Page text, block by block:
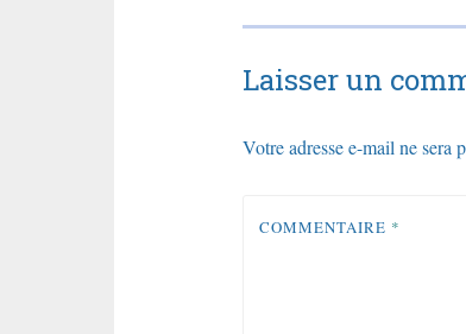
l’article
Laisser un
Votre adresse e-mail ne sera
COMMENTAIRE *